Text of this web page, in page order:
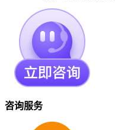
咨询服务